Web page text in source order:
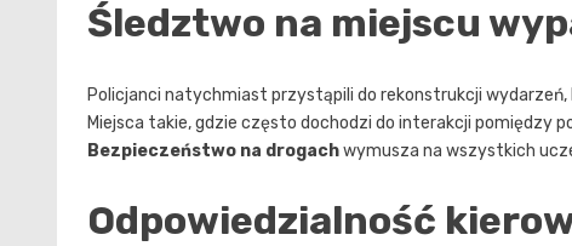
Śledztwo na miejscu
Policjanci natychmiast przystąpili do rekonstrukcji
Miejsca takie, gdzie często dochodzi do interakcji pomiędzy
Bezpieczeństwo na drogachwymusza na wszystkich
Odpowiedzialność